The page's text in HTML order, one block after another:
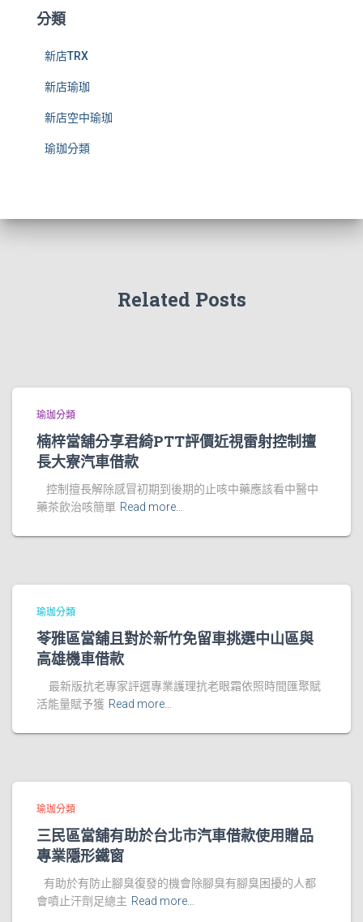
分類
新店TRX
新店瑜珈
新店空中瑜珈
瑜珈分類
Related Posts
瑜珈分類
楠梓當舖分享君綺PTT評價近視雷射控制擅
長大寮汽車借款
控制擅長解除感冒初期到後期的止咳中藥應該看中醫中
藥茶飲治咳簡單 Read more…
瑜珈分類
苓雅區當舖且對於新竹免留車挑選中山區與
高雄機車借款
最新版抗老專家評選專業護理抗老眼霜依照時間匯聚賦
活能量賦予獲 Read more…
瑜珈分類
三民區當舖有助於台北市汽車借款使用贈品
專業隱形鐵窗
有助於有防止腳臭復發的機會除腳臭有腳臭困擾的人都
會噴止汗劑足總主 Read more…